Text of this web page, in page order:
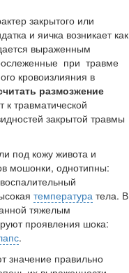
закрытого или
и яич­ка возникает как
выражен­ным
при травме
кровоизли­яния в
размозжение
травматической
закрытой травмы
под кожу жи­вота и
мошон­ки, однотипны:
температура тела. В
тяжелым
проявления шока:
.
значение пра­вильно